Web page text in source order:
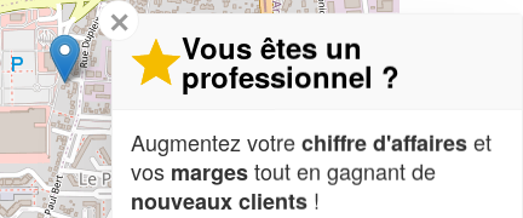
✕
Vous êtes un
professionnel ?
Augmentez votrechiffre d'affaireset
vos margestout en gagnant de
nouveaux clients !